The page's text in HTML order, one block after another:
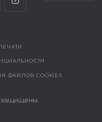
ФАЙЛОВ COOKIES
защищены.